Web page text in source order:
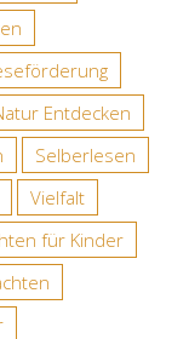
Entdecken
Selberlesen
Vielfalt
für Kinder